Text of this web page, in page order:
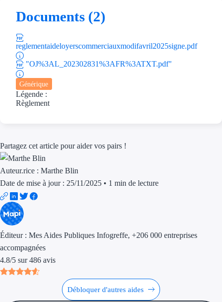
Outre-mer
Aides Européennes
Recherche autonome
Accompagnement
Documents (2)
reglementaideloyerscommerciauxmodifavril2025signe.pdf
"OJ%3AL_202302831%3AFR%3ATXT.pdf"
Générique
Légende :
Règlement
Partagez cet article pour aider vos pairs !
Auteur.rice : Marthe Blin
Date de mise à jour : 25/11/2025 • 1 min de lecture
Éditeur : Mes Aides Publiques Infogreffe, +206 000 entreprises
accompagnées
4.8/5 sur 486 avis
Débloquer d'autres aides